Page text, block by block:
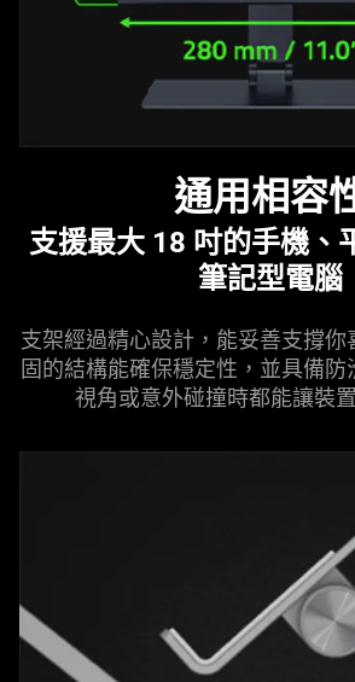
通用相容
支援最大 18 吋的手機、
筆記型電腦
支架經過精心設計，能妥善支撐你
固的結構能確保穩定性，並具備
視角或意外碰撞時都能讓裝